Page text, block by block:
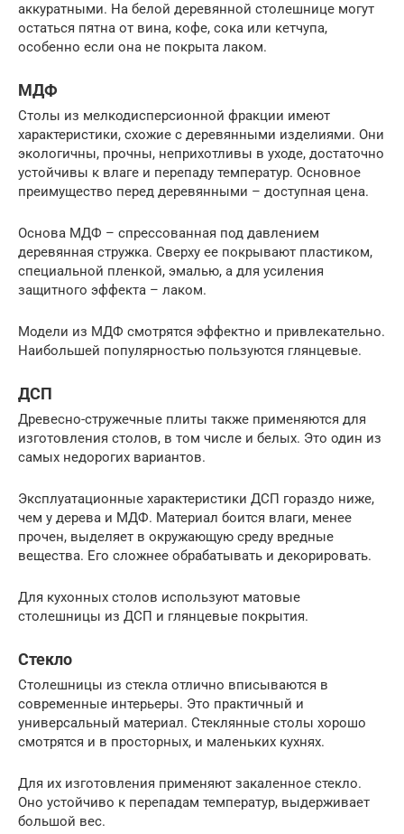
аккуратными. На белой деревянной столешнице могут
остаться пятна от вина, кофе, сока или кетчупа,
особенно если она не покрыта лаком.
МДФ
Столы из мелкодисперсионной фракции имеют
характеристики, схожие с деревянными изделиями. Они
экологичны, прочны, неприхотливы в уходе, достаточно
устойчивы к влаге и перепаду температур. Основное
преимущество перед деревянными – доступная цена.
Основа МДФ – спрессованная под давлением
деревянная стружка. Сверху ее покрывают пластиком,
специальной пленкой, эмалью, а для усиления
защитного эффекта – лаком.
Модели из МДФ смотрятся эффектно и привлекательно.
Наибольшей популярностью пользуются глянцевые.
ДСП
Древесно-стружечные плиты также применяются для
изготовления столов, в том числе и белых. Это один из
самых недорогих вариантов.
Эксплуатационные характеристики ДСП гораздо ниже,
чем у дерева и МДФ. Материал боится влаги, менее
прочен, выделяет в окружающую среду вредные
вещества. Его сложнее обрабатывать и декорировать.
Для кухонных столов используют матовые
столешницы из ДСП и глянцевые покрытия.
Стекло
Столешницы из стекла отлично вписываются в
современные интерьеры. Это практичный и
универсальный материал. Стеклянные столы хорошо
смотрятся и в просторных, и маленьких кухнях.
Для их изготовления применяют закаленное стекло.
Оно устойчиво к перепадам температур, выдерживает
большой вес.